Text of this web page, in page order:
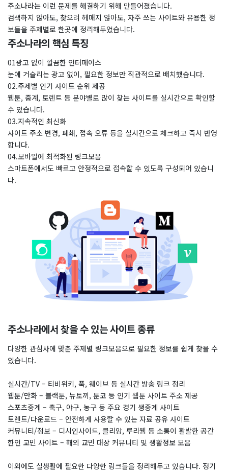
주소나라는 이런 문제를 해결하기 위해 만들어졌습니다.
검색하지 않아도, 찾으려 헤매지 않아도, 자주 쓰는 사이트와 유용한 정
보들을 주제별로 한곳에 정리해두었습니다.
주소나라의 핵심 특징
01광고 없이 깔끔한 인터페이스
눈에 거슬리는 광고 없이, 필요한 정보만 직관적으로 배치했습니다.
02.주제별 인기 사이트 순위 제공
웹툰, 중계, 토렌트 등 분야별로 많이 찾는 사이트를 실시간으로 확인할
수 있습니다.
03.지속적인 최신화
사이트 주소 변경, 폐쇄, 접속 오류 등을 실시간으로 체크하고 즉시 반영
합니다.
04.모바일에 최적화된 링크모음
스마트폰에서도 빠르고 안정적으로 접속할 수 있도록 구성되어 있습니
다.
주소나라에서 찾을 수 있는 사이트 종류
다양한 관심사에 맞춘 주제별 링크모음으로 필요한 정보를 쉽게 찾을 수
있습니다.
실시간/TV – 티비위키, 푹, 웨이브 등 실시간 방송 링크 정리
웹툰/만화 – 블랙툰, 뉴토끼, 툰코 등 인기 웹툰 사이트 주소 제공
스포츠중계 – 축구, 야구, 농구 등 주요 경기 생중계 사이트
토렌트/다운로드 – 안전하게 사용할 수 있는 자료 공유 사이트
커뮤니티/정보 – 디시인사이드, 클리앙, 루리웹 등 소통이 활발한 공간
한인 교민 사이트 – 해외 교민 대상 커뮤니티 및 생활정보 모음
이외에도 실생활에 필요한 다양한 링크들을 정리해두고 있습니다. 정기